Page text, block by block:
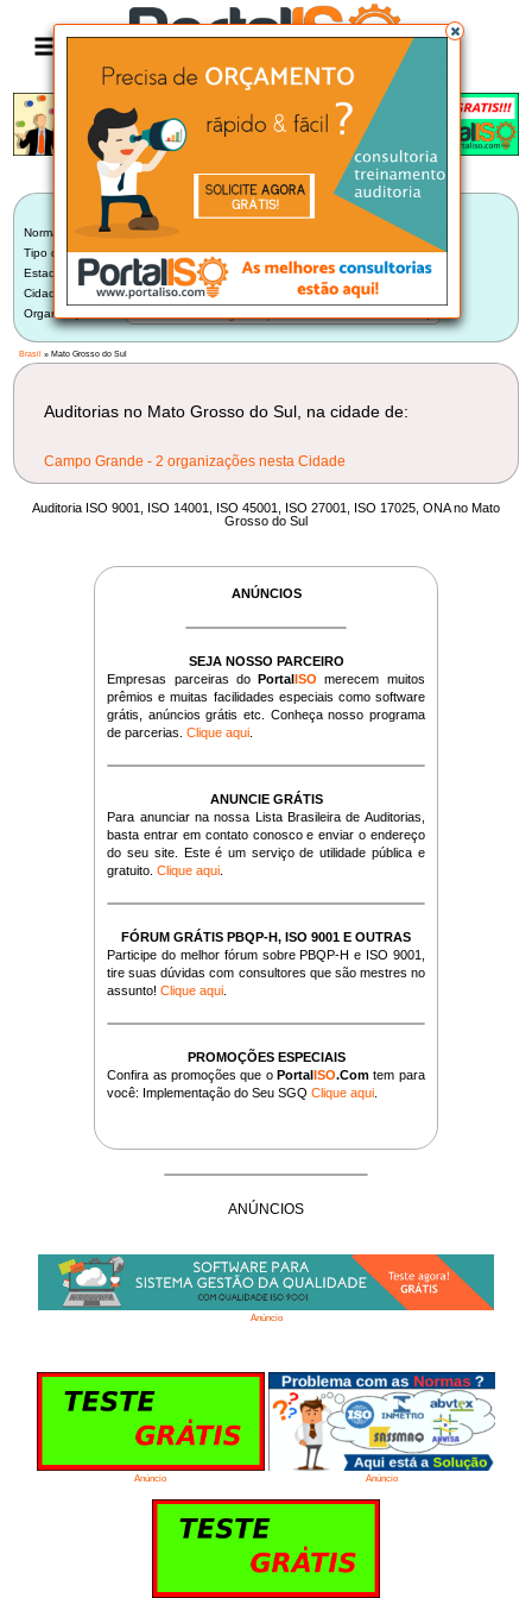
LISTA BRASILEIRA DE AUDITORIAS
Norma:
Selecionar Norma
Tipo de Auditoria:
Auditoria Interna
Estado:
Mato Grosso do Sul (2)
Cidade:
Selecione uma Cidade
Organização:
Brasil » Mato Grosso do Sul
Auditorias no Mato Grosso do Sul, na cidade de:
Campo Grande - 2 organizações nesta Cidade
Auditoria ISO 9001, ISO 14001, ISO 45001, ISO 27001, ISO 17025, ONA no Mato
Grosso do Sul
ANÚNCIOS
SEJA NOSSO PARCEIRO
Empresas parceiras doPortalISO merecem muitos
prêmios e muitas facilidades especiais como software
grátis, anúncios grátis etc. Conheça nosso programa
de parcerias.Clique aqui
ANUNCIE GRÁTIS
Para anunciar na nossa Lista Brasileira de Auditorias,
basta entrar em contato conosco e enviar o endereço
do seu site. Este é um serviço de utilidade pública e
gratuito.Clique aqui
FÓRUM GRÁTIS PBQP-H, ISO 9001 E OUTRAS
Participe do melhor fórum sobre PBQP-H e ISO 9001,
tire suas dúvidas com consultores que são mestres no
assunto!Clique aqui
PROMOÇÕES ESPECIAIS
Confira as promoções que oPortalISO.Com tem para
você: Implementação do Seu SGQClique aqui
ANÚNCIOS
Anúncio
Anúncio Anúncio